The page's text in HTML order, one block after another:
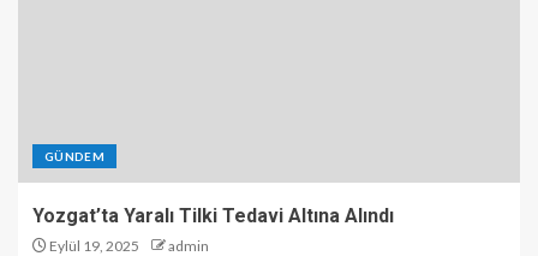
GÜNDEM
Yozgat’ta Yaralı Tilki Tedavi Altına Alındı
Eylül 19, 2025 admin